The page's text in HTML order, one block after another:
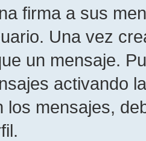
firma a sus
Una vez
un mensaje.
activando
los mensajes,